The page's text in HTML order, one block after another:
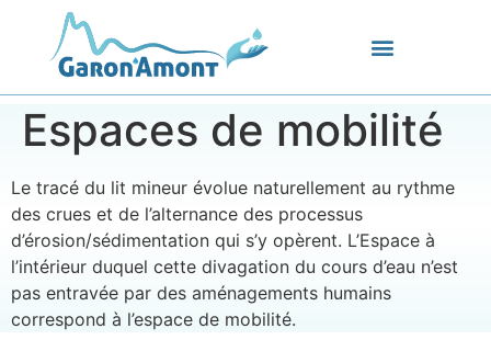
Espaces de mobilité
Le tracé du lit mineur évolue naturellement au rythme
des crues et de l’alternance des processus
d’érosion/sédimentation qui s’y opèrent. L’Espace à
l’intérieur duquel cette divagation du cours d’eau n’est
pas entravée par des aménagements humains
correspond à l’espace de mobilité.